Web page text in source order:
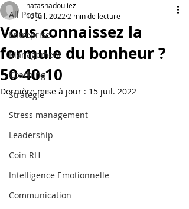
All Posts
Entreprise
Management
Coaching
Stratégie
Stress management
Leadership
Coin RH
Intelligence Emotionnelle
Communication
Vous connaissez la
formule du bonheur ?
50-40-10
natashadouliez
10 juil. 2022 2 min de lecture
Dernière mise à jour : 15 juil. 2022